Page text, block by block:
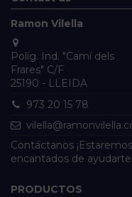
Ramon Vilella
Políg. Ind. "Camí dels
Frares" C/F
25190 - LLEIDA
973 20 15 78
Contáctanos ¡Estaremos
encantados de ayudarte!
PRODUCTOS